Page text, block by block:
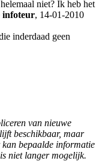
niet? Ik heb het
infoteur, 14-01-2010
inderdaad geen
van nieuwe
beschikbaar, maar
bepaalde informatie
niet langer mogelijk.